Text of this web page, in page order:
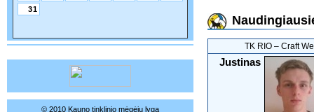
31
© 2010 Kauno tinklinio mėgėjų lyga
TK RIO ‒ Craft
Justinas